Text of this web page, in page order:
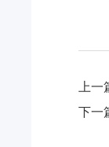
上一
下一